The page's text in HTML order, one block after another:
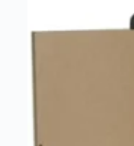
λειτουργία του site.